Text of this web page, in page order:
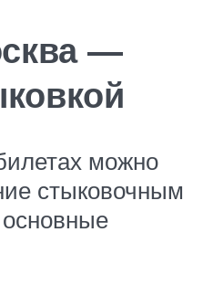
—
можно
стыковочным